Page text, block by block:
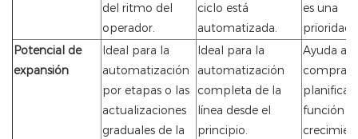
del ritmo del
operador.
ciclo está
automatizada.
es una
prioridad.
Potencial de
expansión
Ideal para la
automatización
por etapas o las
actualizaciones
graduales de la
Ideal para la
automatización
completa de la
línea desde el
principio.
Ayuda a
planificar
función